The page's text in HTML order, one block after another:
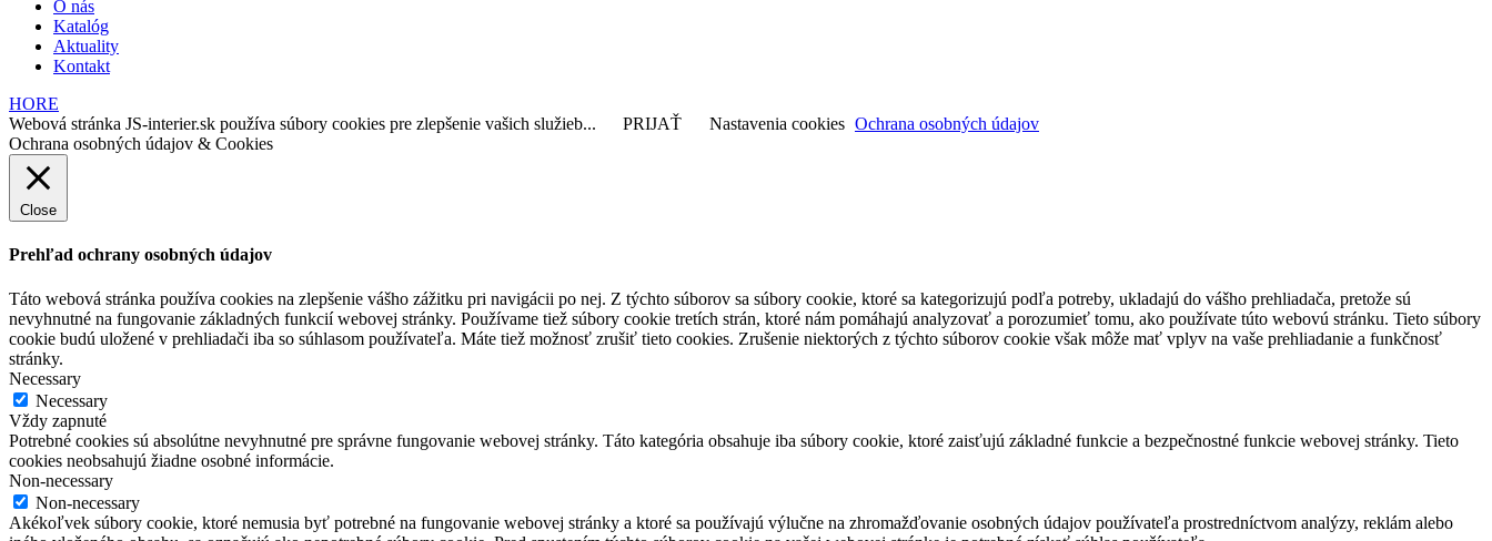
O nás
Katalóg
Aktuality
Kontakt
HORE
Webová stránka JS-interier.sk používa súbory cookies pre zlepšenie vašich služieb...
PRIJAŤ Nastavenia cookies Ochrana osobných údajov
Ochrana osobných údajov & Cookies
Close
Prehľad ochrany osobných údajov
Táto webová stránka používa cookies na zlepšenie vášho zážitku pri navigácii po nej. Z týchto súborov sa súbory cookie, ktoré sa kategorizujú podľa potreby, ukladajú do vášho prehliadača, pretože sú
nevyhnutné na fungovanie základných funkcií webovej stránky. Používame tiež súbory cookie tretích strán, ktoré nám pomáhajú analyzovať a porozumieť tomu, ako používate túto webovú stránku. Tieto súbory
cookie budú uložené v prehliadači iba so súhlasom používateľa. Máte tiež možnosť zrušiť tieto cookies. Zrušenie niektorých z týchto súborov cookie však môže mať vplyv na vaše prehliadanie a funkčnosť
stránky.
Necessary
Necessary
Vždy zapnuté
Potrebné cookies sú absolútne nevyhnutné pre správne fungovanie webovej stránky. Táto kategória obsahuje iba súbory cookie, ktoré zaisťujú základné funkcie a bezpečnostné funkcie webovej stránky. Tieto
cookies neobsahujú žiadne osobné informácie.
Non-necessary
Non-necessary
Akékoľvek súbory cookie, ktoré nemusia byť potrebné na fungovanie webovej stránky a ktoré sa používajú výlučne na zhromažďovanie osobných údajov používateľa prostredníctvom analýzy, reklám alebo